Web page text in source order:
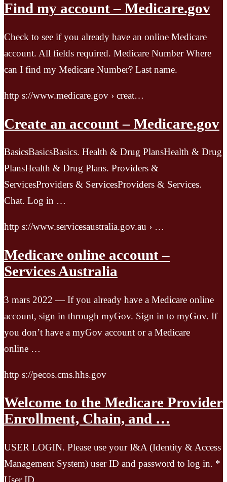
Find my account – Medicare.gov
Check to see if you already have an online Medicare
account. All fields required. Medicare Number Where
can I find my Medicare Number? Last name.
http s://www.medicare.gov › creat…
Create an account – Medicare.gov
BasicsBasicsBasics. Health & Drug PlansHealth & Drug
PlansHealth & Drug Plans. Providers &
ServicesProviders & ServicesProviders & Services.
Chat. Log in …
http s://www.servicesaustralia.gov.au › …
Medicare online account –
Services Australia
3 mars 2022 — If you already have a Medicare online
account, sign in through myGov. Sign in to myGov. If
you don’t have a myGov account or a Medicare
online …
http s://pecos.cms.hhs.gov
Welcome to the Medicare Provider
Enrollment, Chain, and …
USER LOGIN. Please use your I&A (Identity & Access
Management System) user ID and password to log in. *
User ID